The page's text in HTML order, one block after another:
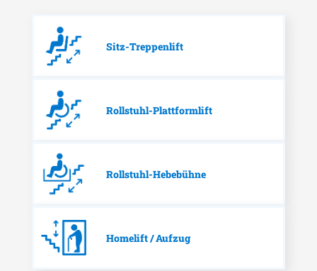
Sitz-Treppenlift
Rollstuhl-Plattformlift
Rollstuhl-Hebebühne
Homelift / Aufzug